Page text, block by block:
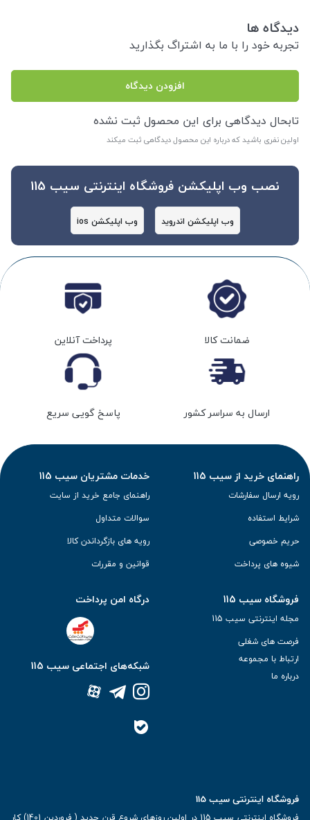
دیدگاه ها
تجربه خود را با ما به اشتراگ بگذارید
افزودن دیدگاه
تابحال دیدگاهی برای این محصول ثبت نشده
اولین نفری باشید که درباره این محصول دیدگاهی ثبت میکند
نصب وب اپلیکشن فروشگاه اینترنتی سیب 115
وب اپلیکشن اندروید وب اپلیکشن ios
ضمانت کالا پرداخت آنلاین
ارسال به سراسر کشور پاسخ گویی سریع
راهنمای خرید از سیب 115
رویه ارسال سفارشات
شرایط استفاده
حریم خصوصی
شیوه های پرداخت
خدمات مشتریان سیب 115
راهنمای جامع خرید از سایت
سوالات متداول
رویه های بازگرداندن کالا
قوانین و مقررات
فروشگاه سیب 115
مجله اینترنتی سیب 115
فرصت های شغلی
ارتباط با مجموعه
درباره ما
درگاه امن پرداخت
شبکه‌های اجتماعی سیب 115
فروشگاه اینترنتی سیب 115